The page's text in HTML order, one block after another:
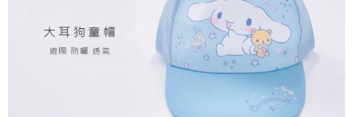
每筆NT$80，滿NT$859(含以上)免運費
每筆NT$80，滿NT$899(含以上)免運費